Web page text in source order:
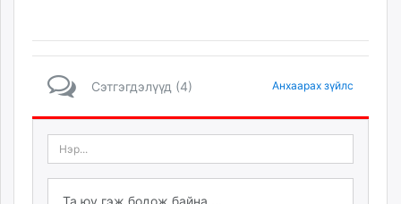
Сэтгэгдэлүүд (4) Анхаарах зүйлс